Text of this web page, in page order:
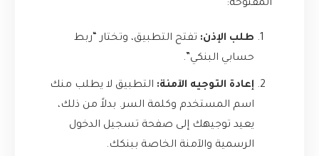
المفتوحة:
طلب الإذن: تفتح التطبيق، وتختار “ربط
حسابي البنكي”.
إعادة التوجيه الآمنة: التطبيق لا يطلب منك
اسم المستخدم وكلمة السر. بدلاً من ذلك،
يعيد توجيهك إلى صفحة تسجيل الدخول
الرسمية والآمنة الخاصة ببنكك.